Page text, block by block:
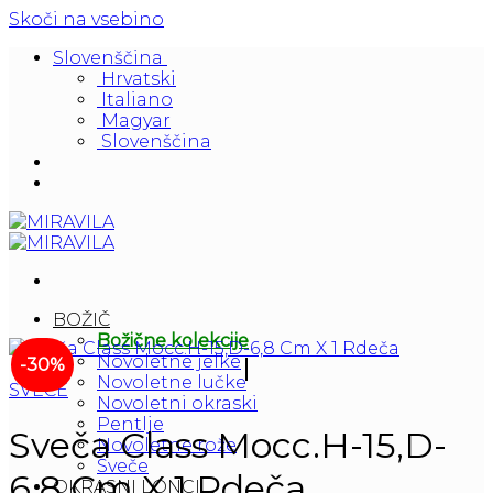
Skoči na vsebino
Slovenščina
Hrvatski
Italiano
Magyar
Slovenščina
BOŽIČ
Božične kolekcije
Novoletne jelke
Novoletne lučke
Novoletni okraski
Pentlje
Novoletne rože
Sveče
OKRASNI LONCI
-30%
SVEČE
Sveča Class Mocc.H-15,D-